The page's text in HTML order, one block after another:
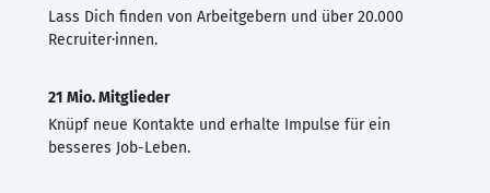
Lass Dich finden von Arbeitgebern und über 20.000
Recruiter·innen.
21 Mio. Mitglieder
Knüpf neue Kontakte und erhalte Impulse für ein
besseres Job-Leben.